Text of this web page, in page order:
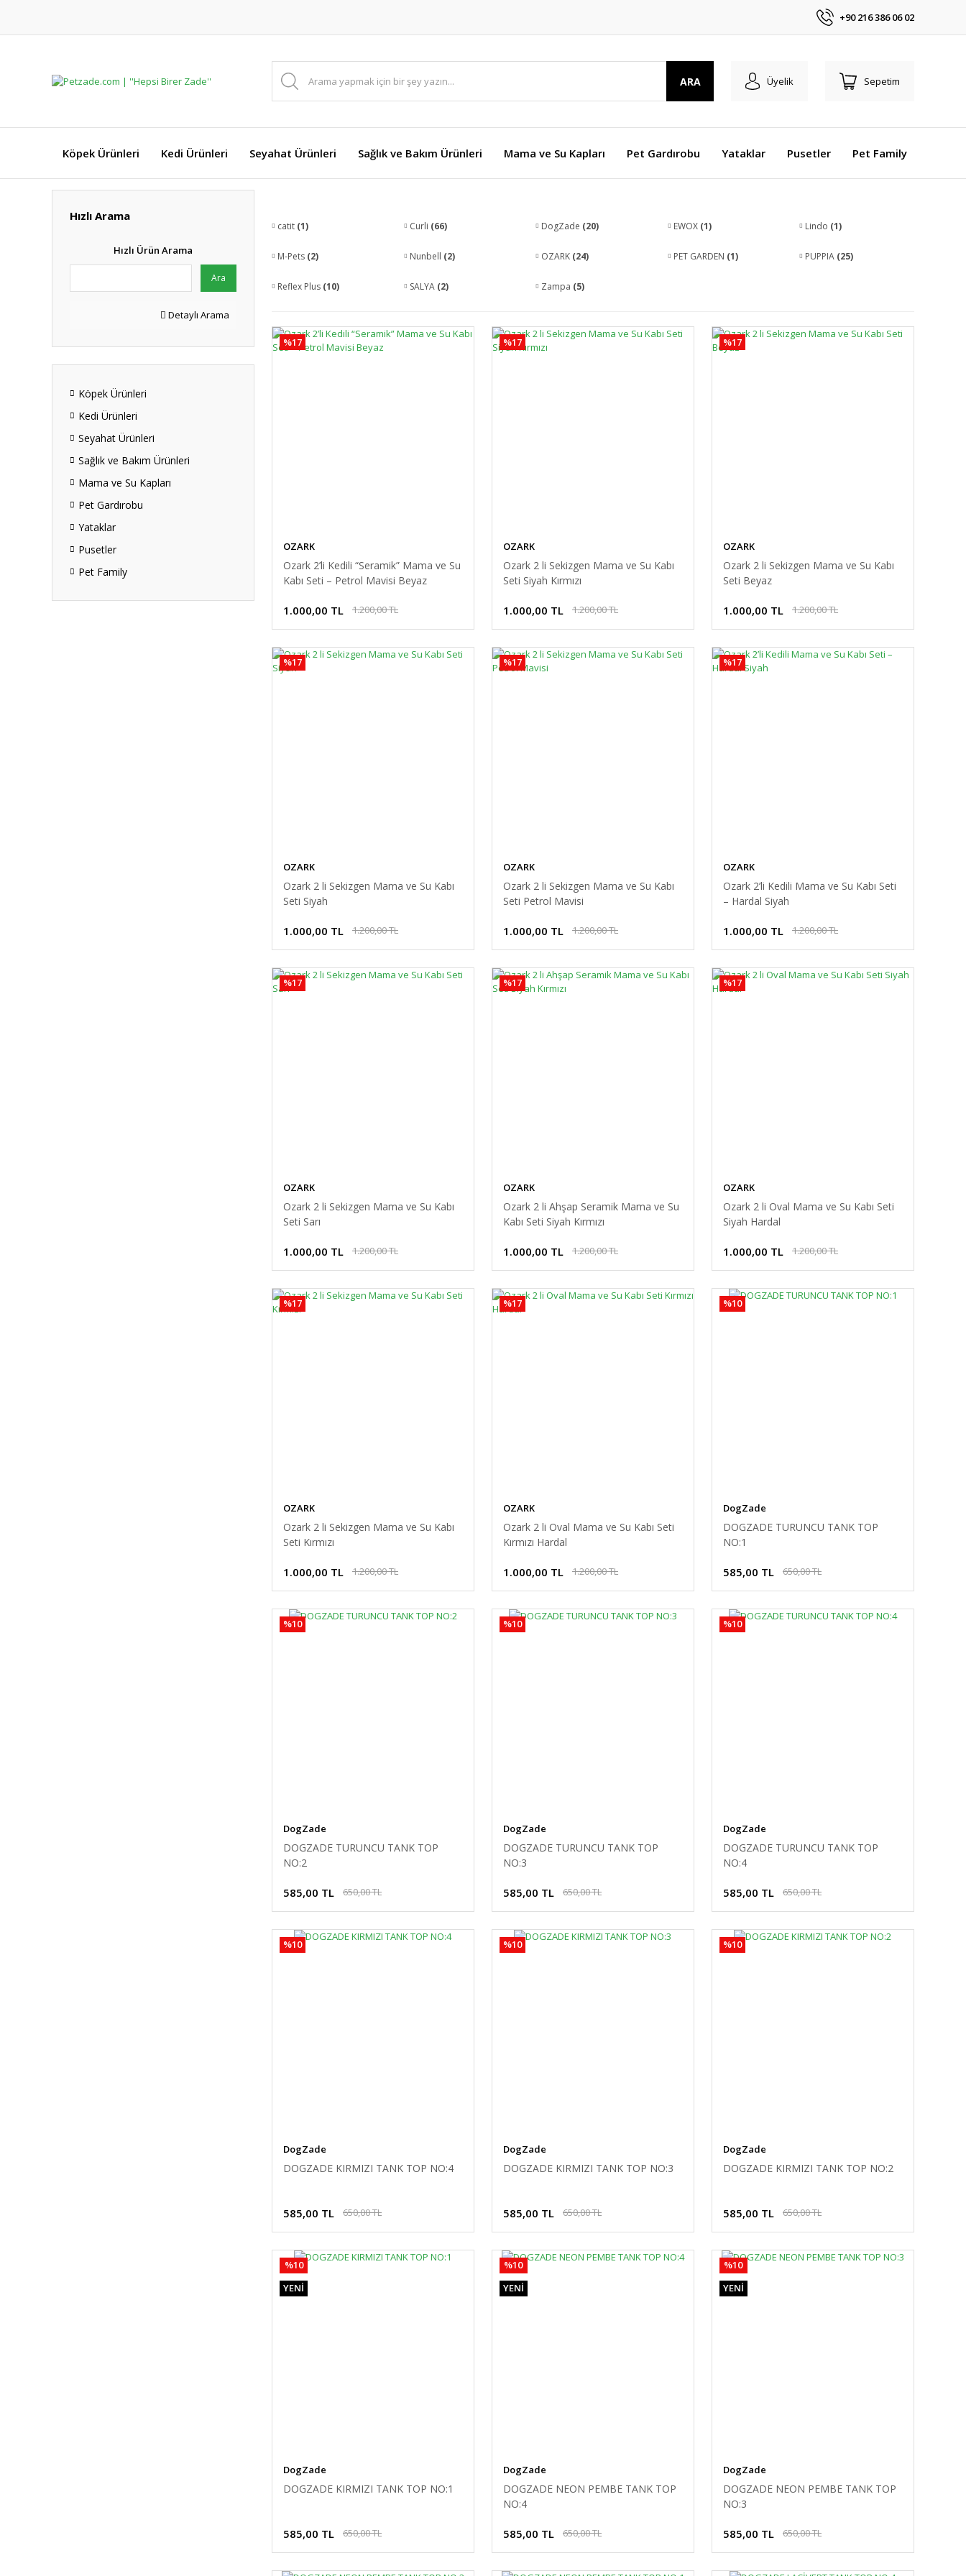
+90 216 386 06 02
ARA Üyelik Sepetim
Köpek Ürünleri Kedi Ürünleri Seyahat Ürünleri Sağlık ve Bakım Ürünleri Mama ve Su Kapları Pet Gardırobu Yataklar Pusetler Pet Family
Hızlı Arama
Hızlı Ürün Arama
Ara
Detaylı Arama
Köpek Ürünleri
Kedi Ürünleri
Seyahat Ürünleri
Sağlık ve Bakım Ürünleri
Mama ve Su Kapları
Pet Gardırobu
Yataklar
Pusetler
Pet Family
catit (1) Curli (66) DogZade (20) EWOX (1) Lindo (1)
M-Pets (2) Nunbell (2) OZARK (24) PET GARDEN (1) PUPPIA (25)
Reflex Plus (10) SALYA (2) Zampa (5)
%17
OZARK
Ozark 2’li Kedili “Seramik” Mama ve Su
Kabı Seti – Petrol Mavisi Beyaz
1.000,00 TL 1.200,00 TL
%17
OZARK
Ozark 2 li Sekizgen Mama ve Su Kabı
Seti Siyah Kırmızı
1.000,00 TL 1.200,00 TL
%17
OZARK
Ozark 2 li Sekizgen Mama ve Su Kabı
Seti Beyaz
1.000,00 TL 1.200,00 TL
%17
OZARK
Ozark 2 li Sekizgen Mama ve Su Kabı
Seti Siyah
1.000,00 TL 1.200,00 TL
%17
OZARK
Ozark 2 li Sekizgen Mama ve Su Kabı
Seti Petrol Mavisi
1.000,00 TL 1.200,00 TL
%17
OZARK
Ozark 2’li Kedili Mama ve Su Kabı Seti
– Hardal Siyah
1.000,00 TL 1.200,00 TL
%17
OZARK
Ozark 2 li Sekizgen Mama ve Su Kabı
Seti Sarı
1.000,00 TL 1.200,00 TL
%17
OZARK
Ozark 2 li Ahşap Seramik Mama ve Su
Kabı Seti Siyah Kırmızı
1.000,00 TL 1.200,00 TL
%17
OZARK
Ozark 2 li Oval Mama ve Su Kabı Seti
Siyah Hardal
1.000,00 TL 1.200,00 TL
%17
OZARK
Ozark 2 li Sekizgen Mama ve Su Kabı
Seti Kırmızı
1.000,00 TL 1.200,00 TL
%17
OZARK
Ozark 2 li Oval Mama ve Su Kabı Seti
Kırmızı Hardal
1.000,00 TL 1.200,00 TL
%10
DogZade
DOGZADE TURUNCU TANK TOP
NO:1
585,00 TL 650,00 TL
%10
DogZade
DOGZADE TURUNCU TANK TOP
NO:2
585,00 TL 650,00 TL
%10
DogZade
DOGZADE TURUNCU TANK TOP
NO:3
585,00 TL 650,00 TL
%10
DogZade
DOGZADE TURUNCU TANK TOP
NO:4
585,00 TL 650,00 TL
%10
DogZade
DOGZADE KIRMIZI TANK TOP NO:4
585,00 TL 650,00 TL
%10
DogZade
DOGZADE KIRMIZI TANK TOP NO:3
585,00 TL 650,00 TL
%10
DogZade
DOGZADE KIRMIZI TANK TOP NO:2
585,00 TL 650,00 TL
%10
YENİ
DogZade
DOGZADE KIRMIZI TANK TOP NO:1
585,00 TL 650,00 TL
%10
YENİ
DogZade
DOGZADE NEON PEMBE TANK TOP
NO:4
585,00 TL 650,00 TL
%10
YENİ
DogZade
DOGZADE NEON PEMBE TANK TOP
NO:3
585,00 TL 650,00 TL